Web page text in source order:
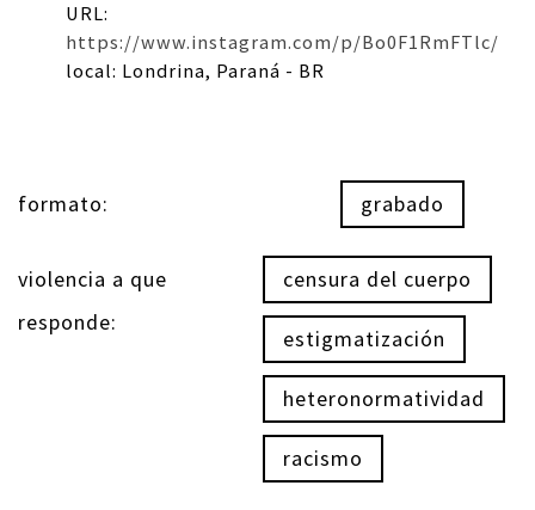
URL:
https://www.instagram.com/p/Bo0F1RmFTlc/
local: Londrina, Paraná - BR
formato: grabado
violencia a que
responde:
censura del cuerpo
estigmatización
heteronormatividad
racismo